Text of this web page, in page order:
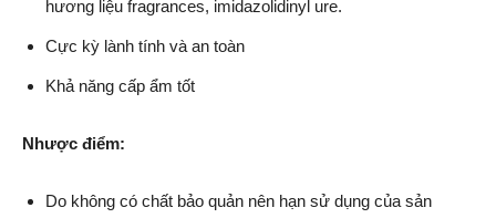
hương liệu fragrances, imidazolidinyl ure.
Cực kỳ lành tính và an toàn
Khả năng cấp ẩm tốt
Nhược điểm:
Do không có chất bảo quản nên hạn sử dụng của sản